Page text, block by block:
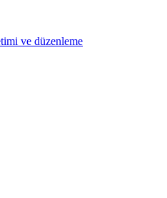
ve düzenleme